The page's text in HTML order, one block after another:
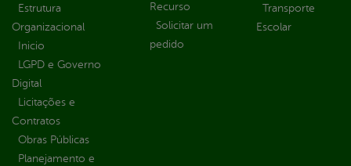
Estrutura
Organizacional
Inicio
LGPD e Governo
Digital
Licitações e
Contratos
Obras Públicas
Planejamento e
Recurso
Solicitar um
pedido
Transporte
Escolar